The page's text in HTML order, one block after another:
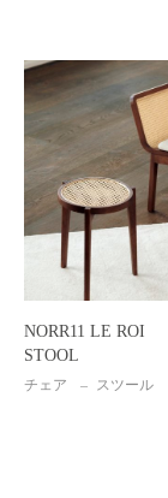
NORR11 LE ROI
STOOL
チェア スツール